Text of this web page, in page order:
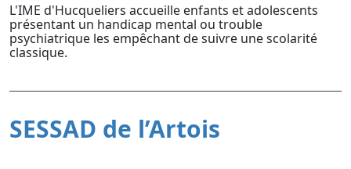
L'IME d'Hucqueliers accueille enfants et adolescents
présentant un handicap mental ou trouble
psychiatrique les empêchant de suivre une scolarité
classique.
SESSAD de l’Artois